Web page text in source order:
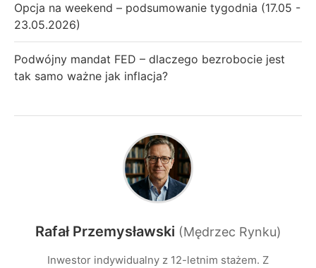
Opcja na weekend – podsumowanie tygodnia (17.05 -
23.05.2026)
Podwójny mandat FED – dlaczego bezrobocie jest
tak samo ważne jak inflacja?
Rafał Przemysławski (Mędrzec Rynku)
Inwestor indywidualny z 12-letnim stażem. Z